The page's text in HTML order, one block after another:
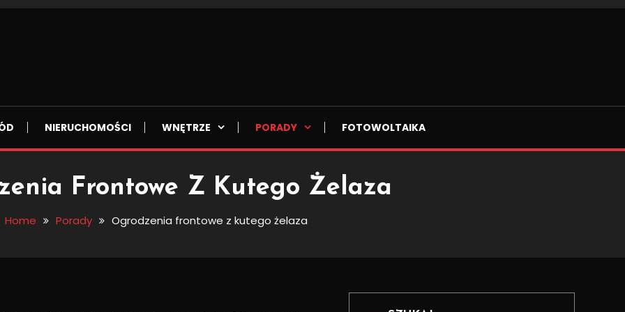
NIERUCHOMOŚCI WNĘTRZE PORADY FOTOWOLTAIKA
Frontowe Z Kutego Żelaza
Home Porady Ogrodzenia frontowe z kutego żelaza